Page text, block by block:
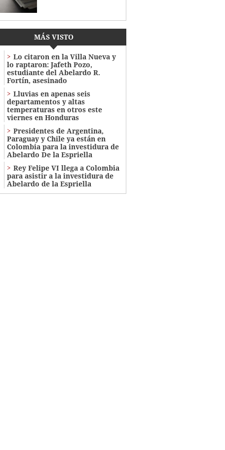
MÁS VISTO
Lo citaron en la Villa Nueva y
lo raptaron: Jafeth Pozo,
estudiante del Abelardo R.
Fortín, asesinado
Lluvias en apenas seis
departamentos y altas
temperaturas en otros este
viernes en Honduras
Presidentes de Argentina,
Paraguay y Chile ya están en
Colombia para la investidura de
Abelardo De la Espriella
Rey Felipe VI llega a Colombia
para asistir a la investidura de
Abelardo de la Espriella